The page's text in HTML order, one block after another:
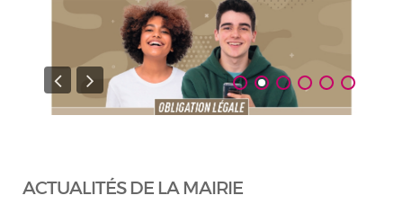
ACTUALITÉS DE LA MAIRIE